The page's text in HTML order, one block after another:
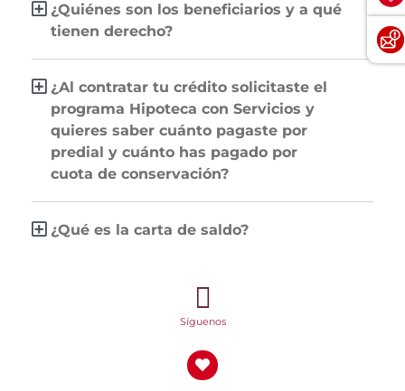
¿Quiénes son los beneficiarios y a qué
tienen derecho?
¿Al contratar tu crédito solicitaste el
programa Hipoteca con Servicios y
quieres saber cuánto pagaste por
predial y cuánto has pagado por
cuota de conservación?
¿Qué es la carta de saldo?
Síguenos